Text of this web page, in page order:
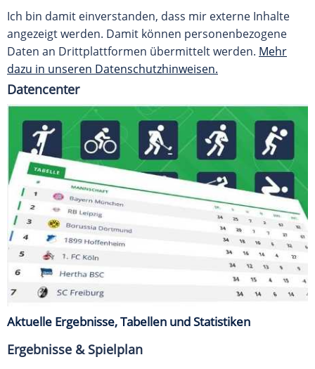
Ich bin damit einverstanden, dass mir externe Inhalte
angezeigt werden. Damit können personenbezogene
Daten an Drittplattformen übermittelt werden. Mehr
dazu in unseren Datenschutzhinweisen.
Datencenter
Aktuelle Ergebnisse, Tabellen und Statistiken
Ergebnisse & Spielplan